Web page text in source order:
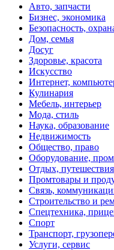
Авто, запчасти
Бизнес, экономика
Безопасность,
Дом, семья
Досуг
Здоровье, красота
Искусство
Интернет,
Кулинария
Мебель, интерьер
Мода, стиль
Наука, образование
Недвижимость
Общество, право
Оборудование,
Отдых, путешествия
Промтовары и
Связь,
Строительство и
Спецтехника,
Спорт
Транспорт,
Услуги, сервис